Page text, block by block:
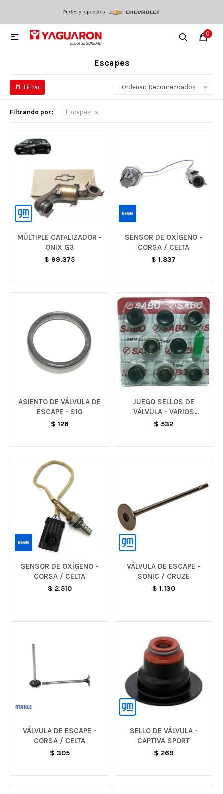
0

Escapes
Recomendados
Filtrando por: Escapes
MÚLTIPLE CATALIZADOR -
ONIX G3
$ 99.375
SENSOR DE OXÍGENO -
CORSA / CELTA
$ 1.837
ASIENTO DE VÁLVULA DE
ESCAPE - S10
$ 126
JUEGO SELLOS DE
VÁLVULA - VARIOS
MODELOS
$ 532
SENSOR DE OXÍGENO -
CORSA / CELTA
$ 2.510
VÁLVULA DE ESCAPE -
SONIC / CRUZE
$ 1.130
VÁLVULA DE ESCAPE -
CORSA / CELTA
$ 305
SELLO DE VÁLVULA -
CAPTIVA SPORT
$ 269